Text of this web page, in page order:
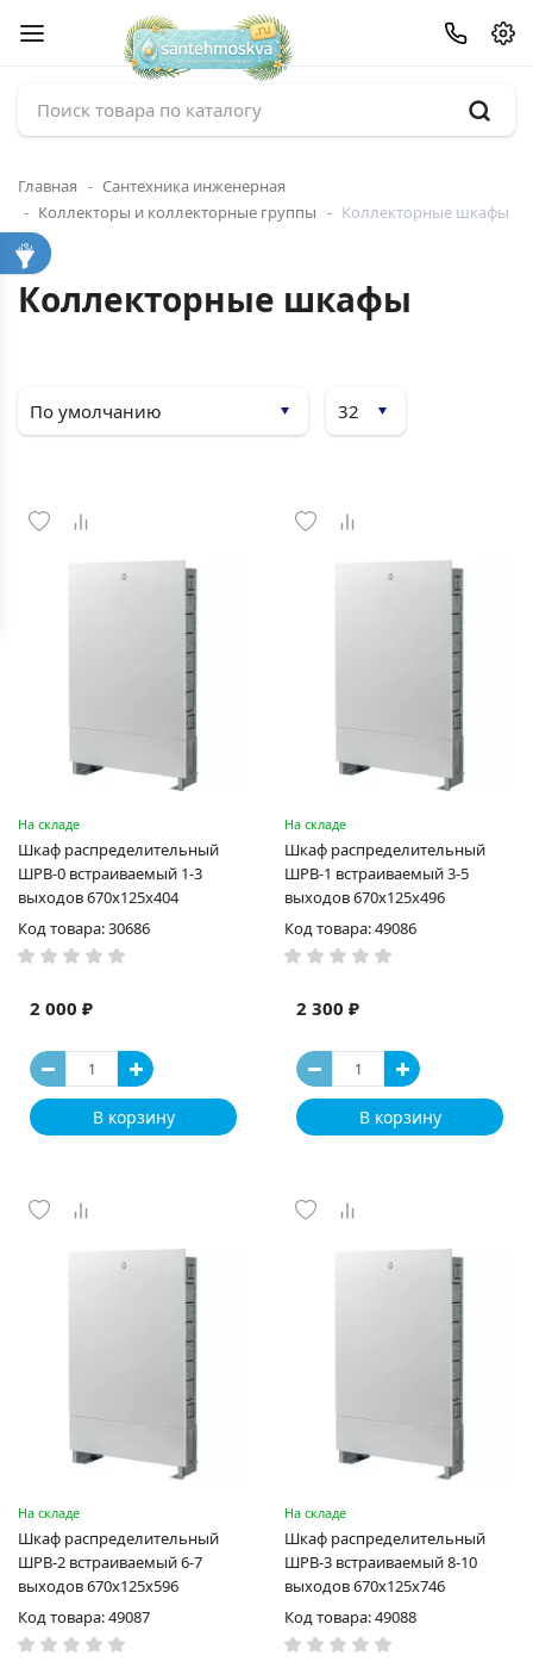
Главная
Сантехника инженерная
Коллекторы и коллекторные группы
Коллекторные шкафы
Коллекторные шкафы
На складе
Шкаф распределительный
ШРВ-0 встраиваемый 1-3
выходов 670х125х404
Код товара: 30686
2 000 ₽
В корзину
На складе
Шкаф распределительный
ШРВ-1 встраиваемый 3-5
выходов 670х125х496
Код товара: 49086
2 300 ₽
В корзину
На складе
Шкаф распределительный
ШРВ-2 встраиваемый 6-7
выходов 670х125х596
Код товара: 49087
На складе
Шкаф распределительный
ШРВ-3 встраиваемый 8-10
выходов 670х125х746
Код товара: 49088